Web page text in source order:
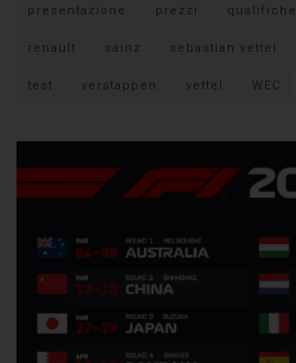
presentazione prezzi qualifiche
renault sainz sebastian vettel
test verstappen vettel WEC